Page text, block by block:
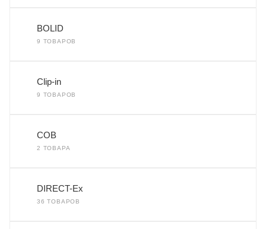
BOLID
9 ТОВАРОВ
Clip-in
9 ТОВАРОВ
COB
2 ТОВАРА
DIRECT-Ex
36 ТОВАРОВ